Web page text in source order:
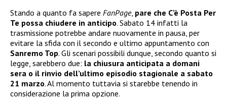
Stando a quanto fa sapere FanPage, pare che C’è Posta Per
Te possa chiudere in anticipo. Sabato 14 infatti la
trasmissione potrebbe andare nuovamente in pausa, per
evitare la sfida con il secondo e ultimo appuntamento con
Sanremo Top. Gli scenari possibili dunque, secondo quanto si
legge, sarebbero due: la chiusura anticipata a domani
sera o il rinvio dell’ultimo episodio stagionale a sabato
21 marzo. Al momento tuttavia si starebbe tenendo in
considerazione la prima opzione.